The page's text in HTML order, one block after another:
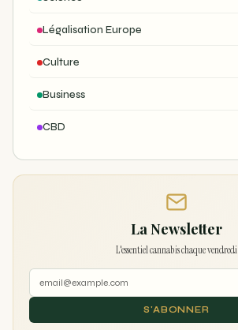
Légalisation Europe
Culture
Business
CBD
La Newsletter
L'essentiel cannabis chaque vendredi
S'ABONNER